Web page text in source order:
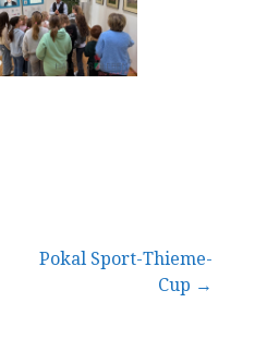
Pokal Sport-Thieme-
Cup →